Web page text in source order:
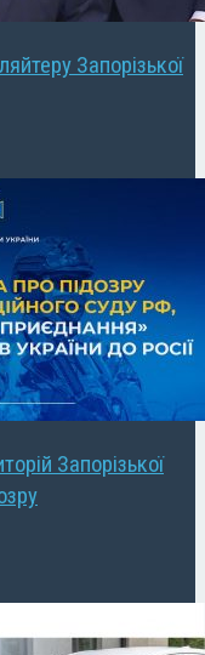
Запорізької
Запорізької